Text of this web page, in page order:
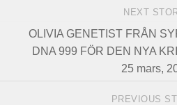
NEXT
OLIVIA GENETIST FRÅN
DNA 999 FÖR DEN NYA
25 mars,
PREVIOUS